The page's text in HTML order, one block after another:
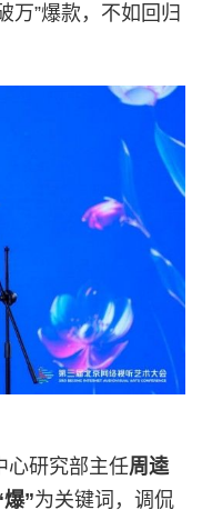
万”爆款，不如回归
心研究部主任周逵
爆”为关键词，调侃